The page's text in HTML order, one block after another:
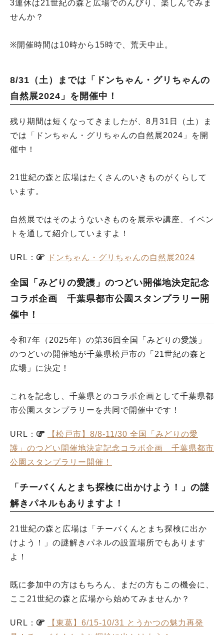
3連休は21世紀の森と広場でのんびり、楽しんでみま
せんか？
※開催時間は10時から15時で、荒天中止。
8/31（土）までは「ドンちゃん・グリちゃんの
自然展2024」を開催中！
残り期間は短くなってきましたが、8月31日（土）ま
では「ドンちゃん・グリちゃんの自然展2024」を開
催中！
21世紀の森と広場はたくさんのいきものがくらして
います。
自然展ではそのようないきものを展示や講座、イベン
トを通して紹介していますよ！
URL： ドンちゃん・グリちゃんの自然展2024
全国「みどりの愛護」のつどい開催地決定記念
コラボ企画 千葉県都市公園スタンプラリー開
催中！
令和7年（2025年）の第36回全国「みどりの愛護」
のつどいの開催地が千葉県松戸市の「21世紀の森と
広場」に決定！
これを記念し、千葉県とのコラボ企画として千葉県都
市公園スタンプラリーを共同で開催中です！
URL：
【松戸市】8/8-11/30 全国「みどりの愛
護」のつどい開催地決定記念コラボ企画 千葉県都市
公園スタンプラリー開催！
「チーバくんとまち探検に出かけよう！」の謎
解きパネルもありますよ！
21世紀の森と広場は「チーバくんとまち探検に出か
けよう！」の謎解きパネルの設置場所でもあります
よ！
既に参加中の方はもちろん、まだの方もこの機会に、
ここ21世紀の森と広場から始めてみませんか？
URL：
【東葛】6/15-10/31 とうかつの魅力再発